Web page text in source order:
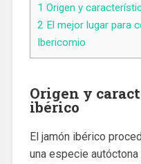
1 Origen y
2 El mejor lugar para
Ibericomio
Origen y
ibérico
El jamón ibérico
una especie